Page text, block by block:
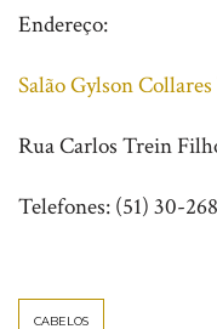
Endereço:
Salão Gylson
Rua Carlos Trein
Telefones: (51) 30-
CABELOS